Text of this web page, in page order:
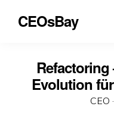
CEOsBay
Evolution
CEO ·